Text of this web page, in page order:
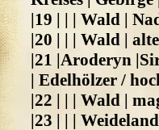
|19 | | | Wald |
|20 | | | Wald |
|21 |Aroderyn
| Edelhölzer /
|22 | | | Wald |
|23 | | |